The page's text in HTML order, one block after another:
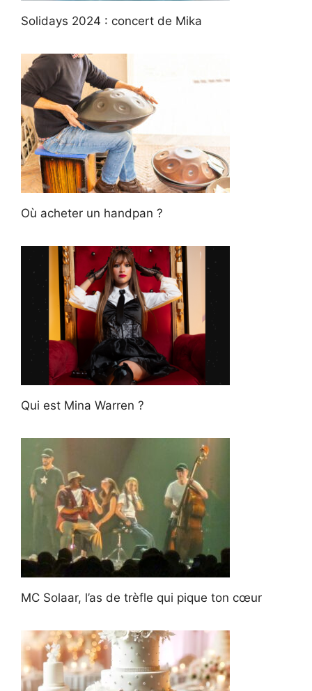
Solidays 2024 : concert de Mika
Où acheter un handpan ?
Qui est Mina Warren ?
MC Solaar, l’as de trèfle qui pique ton cœur